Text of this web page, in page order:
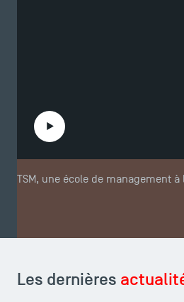
TSM, une école de management à
Les dernières